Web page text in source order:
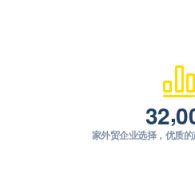
32,0
家外贸企业选择，优质